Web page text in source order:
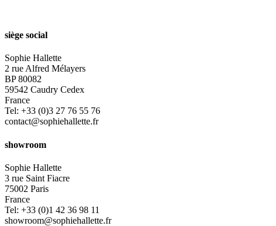
siège social
Sophie Hallette
2 rue Alfred Mélayers
BP 80082
59542 Caudry Cedex
France
Tel: +33 (0)3 27 76 55 76
contact@sophiehallette.fr
showroom
Sophie Hallette
3 rue Saint Fiacre
75002 Paris
France
Tel: +33 (0)1 42 36 98 11
showroom@sophiehallette.fr